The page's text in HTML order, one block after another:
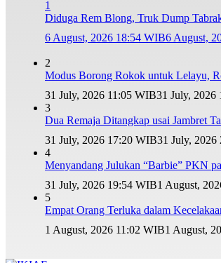
1
Diduga Rem Blong, Truk Dump
6 August, 2026 18:54 WIB6 August,
2
Modus Borong Rokok untuk Lelayu,
31 July, 2026 11:05 WIB31 July, 2026
3
Dua Remaja Ditangkap usai Jambret
31 July, 2026 17:20 WIB31 July,
4
Menyandang Julukan “Barbie” PKN
31 July, 2026 19:54 WIB1 August,
5
Empat Orang Terluka dalam
1 August, 2026 11:02 WIB1 August,